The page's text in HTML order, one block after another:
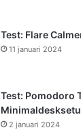
Test: Flare
11 januari 2024
Test: Pomodoro
2 januari 2024